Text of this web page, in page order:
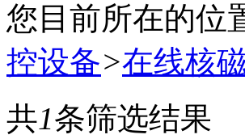
您目前所在的位
控设备>在线核
共1条筛选结果